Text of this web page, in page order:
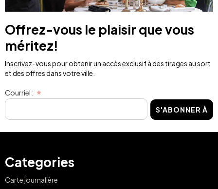
Offrez-vous le plaisir que vous
méritez!
Inscrivez-vous pour obtenir un accès exclusif à des tirages au sort
et des offres dans votre ville.
Courriel :
S'ABONNER À
Categories
Carte journalière